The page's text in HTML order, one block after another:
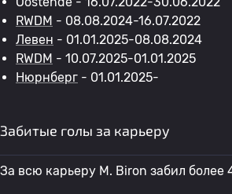
RWDM - 08.08.2024-16.07.2022
Левен - 01.01.2025-08.08.2024
RWDM - 10.07.2025-01.01.2025
Нюрнберг - 01.01.2025-
Забитые голы за карьеру
За всю карьеру M. Biron забил более